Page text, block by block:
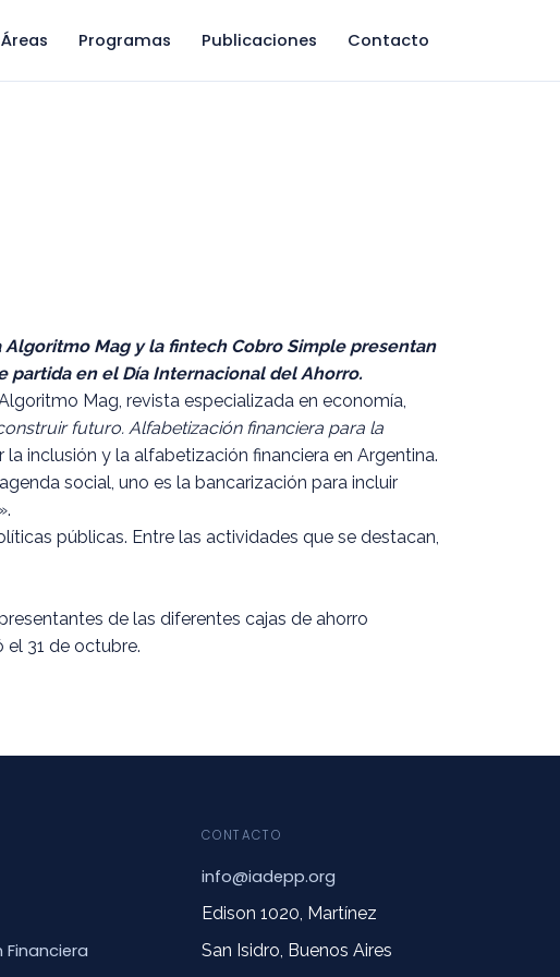
Áreas Programas Publicaciones Contacto
Mag y la fintech Cobro Simple presentan
en el Día Internacional del Ahorro.
Mag, revista especializada en economía,
futuro. Alfabetización financiera para la
inclusión y la alfabetización financiera en Argentina.
social, uno es la bancarización para incluir
públicas. Entre las actividades que se destacan,
de las diferentes cajas de ahorro
el 31 de octubre.
Financiera
CONTACTO
info@iadepp.org
Edison 1020, Martínez
San Isidro, Buenos Aires